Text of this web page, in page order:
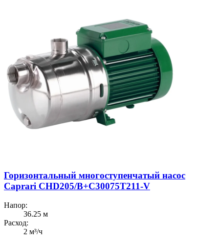
Горизонтальный многоступенчатый насос
Caprari CHD205/В+C30075T211-V
Напор:
36.25 м
Расход:
2 м³/ч